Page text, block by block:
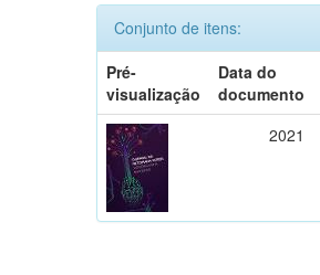
Conjunto de itens:
Pré-
visualização
Data do
documento
2021